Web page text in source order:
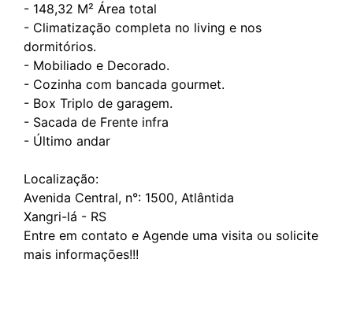
- ⁠148,32 M² Área total
- ⁠Climatização completa no living e nos
dormitórios.
- ⁠Mobiliado e Decorado.
- ⁠Cozinha com bancada gourmet.
- ⁠Box Triplo de garagem.
- ⁠Sacada de Frente infra
- ⁠Último andar
Localização:
Avenida Central, n°: 1500, Atlântida
Xangri-lá - RS
Entre em contato e Agende uma visita ou solicite